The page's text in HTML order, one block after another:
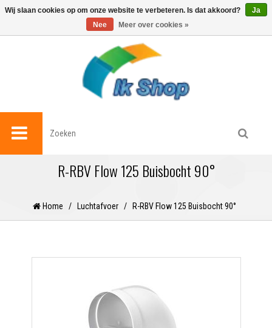
0
R-RBV Flow 125 Buisbocht 90°
Home / Luchtafvoer / R-RBV Flow 125 Buisbocht 90°
Wij slaan cookies op om onze website te verbeteren. Is dat akkoord?
Ja
Nee
Meer over cookies »